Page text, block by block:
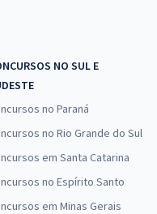
NO SUL E
no Paraná
no Rio Grande do Sul
em Santa Catarina
no Espírito Santo
em Minas Gerais